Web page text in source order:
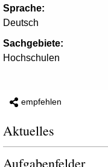
Sprache:
Deutsch
Sachgebiete:
Hochschulen
empfehlen
Aktuelles
Aufgabenfelder